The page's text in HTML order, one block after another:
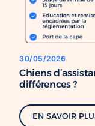
30/05/2026
Chiens
différences ?
EN SAVOIR